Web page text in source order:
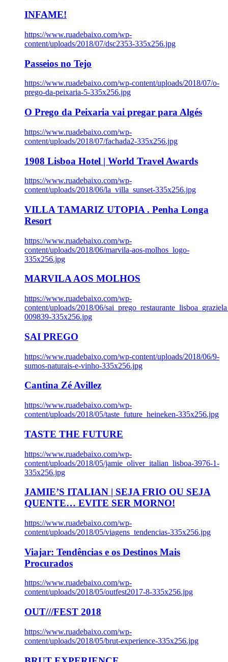
INFAME!
https://www.ruadebaixo.com/wp-
content/uploads/2018/07/dsc2353-335x256.jpg
Passeios no Tejo
https://www.ruadebaixo.com/wp-content/uploads/2018/07/o-
prego-da-peixaria-5-335x256.jpg
O Prego da Peixaria vai pregar para Algés
https://www.ruadebaixo.com/wp-
content/uploads/2018/07/fachada2-335x256.jpg
1908 Lisboa Hotel | World Travel Awards
https://www.ruadebaixo.com/wp-
content/uploads/2018/06/la_villa_sunset-335x256.jpg
VILLA TAMARIZ UTOPIA . Penha Longa
Resort
https://www.ruadebaixo.com/wp-
content/uploads/2018/06/marvila-aos-molhos_logo-
335x256.jpg
MARVILA AOS MOLHOS
https://www.ruadebaixo.com/wp-
content/uploads/2018/06/
009839-335x256.jpg
SAI PREGO
https://www.ruadebaixo.com/wp-content/uploads/2018/06/9-
sumos-naturais-e-vinho-335x256.jpg
Cantina Zé Avillez
https://www.ruadebaixo.com/wp-
content/uploads/2018/05/taste_future_heineken-335x256.jpg
TASTE THE FUTURE
https://www.ruadebaixo.com/wp-
content/uploads/2018/05/jamie_oliver_italian_lisboa-3976-1-
335x256.jpg
JAMIE’S ITALIAN | SEJA FRIO OU SEJA
QUENTE… EVITE SER MORNO!
https://www.ruadebaixo.com/wp-
content/uploads/2018/05/viagens_tendencias-335x256.jpg
Viajar: Tendências e os Destinos Mais
Procurados
https://www.ruadebaixo.com/wp-
content/uploads/2018/05/outfest2017-8-335x256.jpg
OUT///FEST 2018
https://www.ruadebaixo.com/wp-
content/uploads/2018/05/brut-experience-335x256.jpg